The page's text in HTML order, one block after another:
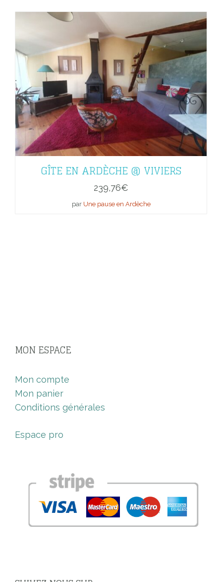
GÎTE EN ARDÈCHE @ VIVIERS
239,76€
par Une pause en Ardèche
MON ESPACE
Mon compte
Mon panier
Conditions générales
Espace pro